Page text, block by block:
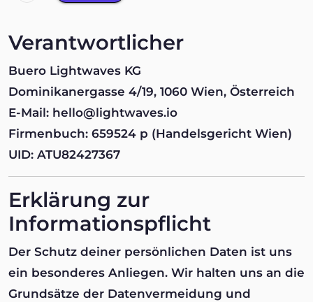
Verantwortlicher
Buero Lightwaves KG
Dominikanergasse 4/19, 1060 Wien, Österreich
E-Mail: hello@lightwaves.io
Firmenbuch: 659524 p (Handelsgericht Wien)
UID: ATU82427367
Erklärung zur
Informationspflicht
Der Schutz deiner persönlichen Daten ist uns
ein besonderes Anliegen. Wir halten uns an die
Grundsätze der Datenvermeidung und